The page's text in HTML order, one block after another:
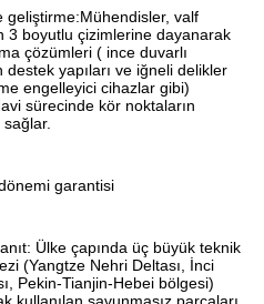
geliştirme:Mühendisler, valf
3 boyutlu çizimlerine dayanarak
çözümleri ( ince duvarlı
destek yapıları ve iğneli delikler
engelleyici cihazlar gibi)
sürecinde kör noktaların
sağlar.
garantisi
Ülke çapında üç büyük teknik
(Yangtze Nehri Deltası, İnci
Pekin-Tianjin-Hebei bölgesi)